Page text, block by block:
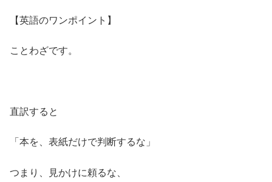
【英語のワンポイント】
ことわざです。
直訳すると
「本を、表紙だけで判断するな」
つまり、見かけに頼るな、